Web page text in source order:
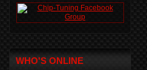
WHO'S ONLINE